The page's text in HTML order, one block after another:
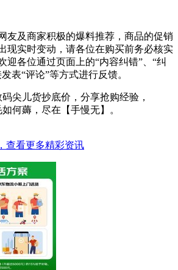
友及商家积极的爆料推荐，商品的促销
现实时变动，请各位在购买前务必核实
迎各位通过页面上的“内容纠错”、“纠
表“评论”等方式进行反馈。
尖儿货抄底价，分享抢购经验，
何薅，尽在【手慢无】。
查看更多精彩资讯